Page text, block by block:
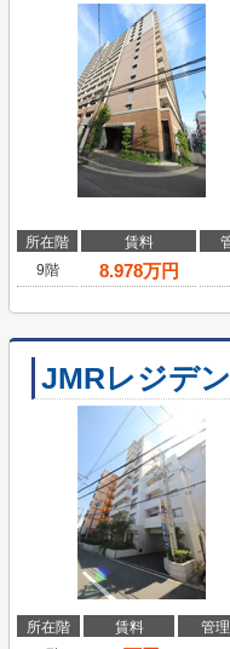
所在階 賃料
9階
8.978万円
JMRレジデ
所在階 賃料
管